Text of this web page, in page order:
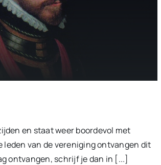
en staat weer boordevol met
van de vereniging ontvangen dit
ontvangen, schrijf je dan in [...]